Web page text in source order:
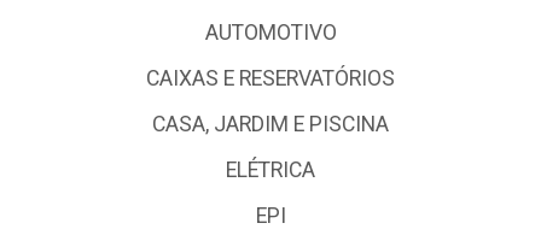
AUTOMOTIVO
CAIXAS E RESERVATÓRIOS
CASA, JARDIM E PISCINA
ELÉTRICA
EPI